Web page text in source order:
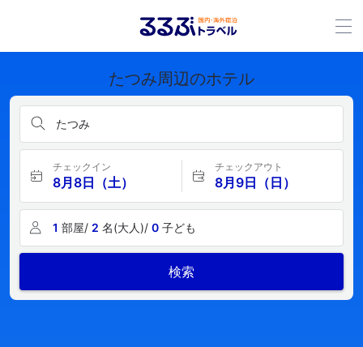
たつみ周辺のホテル
たつみ
チェックイン
8月8日（土）
チェックアウト
8月9日（日）
1 部屋/ 2 名(大人)/ 0 子ども
検索